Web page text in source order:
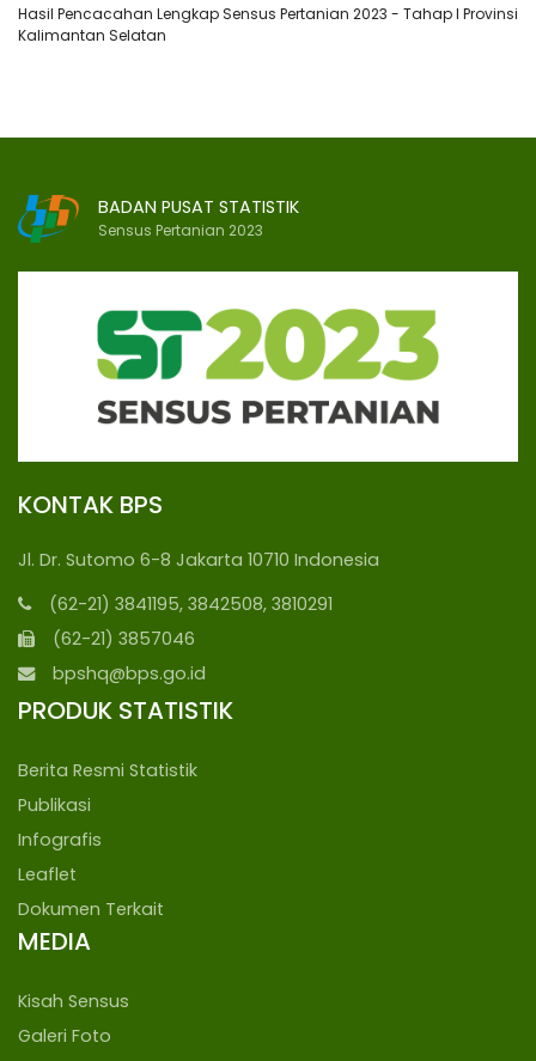
Hasil Pencacahan Lengkap Sensus Pertanian 2023 - Tahap I Provinsi
Kalimantan Selatan
BADAN PUSAT STATISTIK
Sensus Pertanian 2023
KONTAK BPS
Jl. Dr. Sutomo 6-8 Jakarta 10710 Indonesia
(62-21) 3841195, 3842508, 3810291
(62-21) 3857046
bpshq@bps.go.id
PRODUK STATISTIK
Berita Resmi Statistik
Publikasi
Infografis
Leaflet
Dokumen Terkait
MEDIA
Kisah Sensus
Galeri Foto